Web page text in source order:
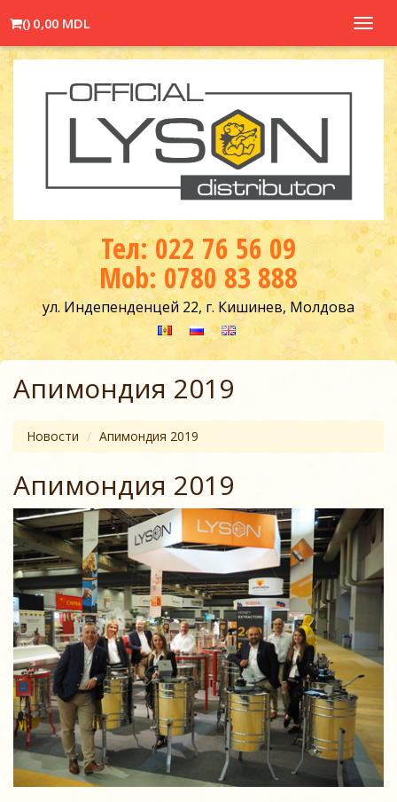
() 0,00 MDL
Тел: 022 76 56 09
Mob: 0780 83 888
ул. Индепенденцей 22, г. Кишинев, Молдова
Апимондия 2019
Новости Апимондия 2019
Апимондия 2019